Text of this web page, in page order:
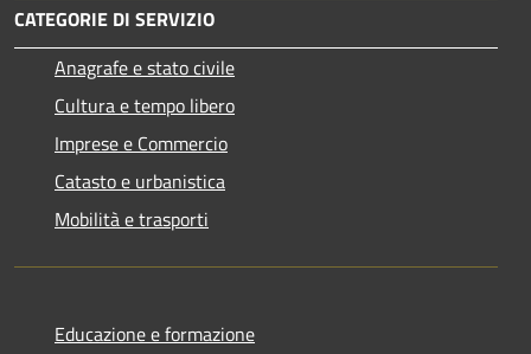
CATEGORIE DI SERVIZIO
Anagrafe e stato civile
Cultura e tempo libero
Imprese e Commercio
Catasto e urbanistica
Mobilità e trasporti
Educazione e formazione